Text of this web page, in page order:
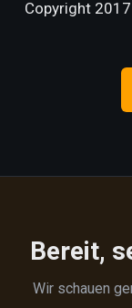
Copyright
Bereit,
Wir schauen